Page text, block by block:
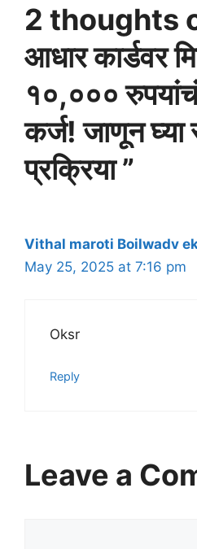
2 thoughts
आधार कार्डवर
१०,०००
कर्ज! जाणून घ्या
प्रक्रिया ”
Vithal maroti Boilwadv
May 25, 2025 at 7:16 pm
Oksr
Reply
Leave a